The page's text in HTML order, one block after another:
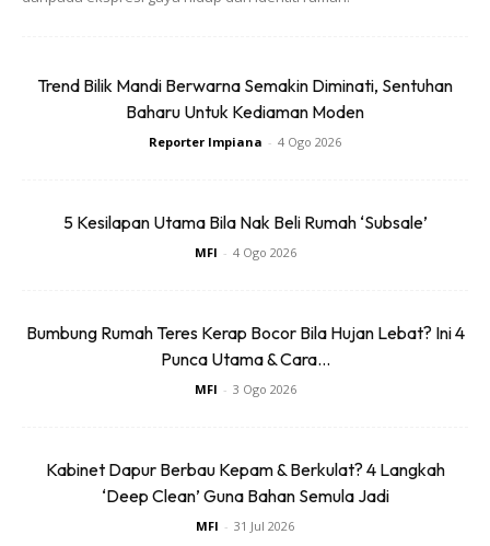
Trend Bilik Mandi Berwarna Semakin Diminati, Sentuhan
Baharu Untuk Kediaman Moden
Reporter Impiana - 4 Ogo 2026
5 Kesilapan Utama Bila Nak Beli Rumah ‘Subsale’
MFI - 4 Ogo 2026
Bumbung Rumah Teres Kerap Bocor Bila Hujan Lebat? Ini 4
Punca Utama & Cara...
MFI - 3 Ogo 2026
Kabinet Dapur Berbau Kepam & Berkulat? 4 Langkah
‘Deep Clean’ Guna Bahan Semula Jadi
MFI - 31 Jul 2026